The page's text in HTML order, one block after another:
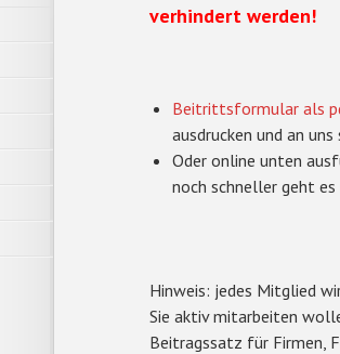
verhindert werden!
Beitrittsformular als
ausdrucken und an uns
Oder online unten
noch schneller geht es
Hinweis: jedes Mitglied
Sie aktiv mitarbeiten
Beitragssatz für Firmen,